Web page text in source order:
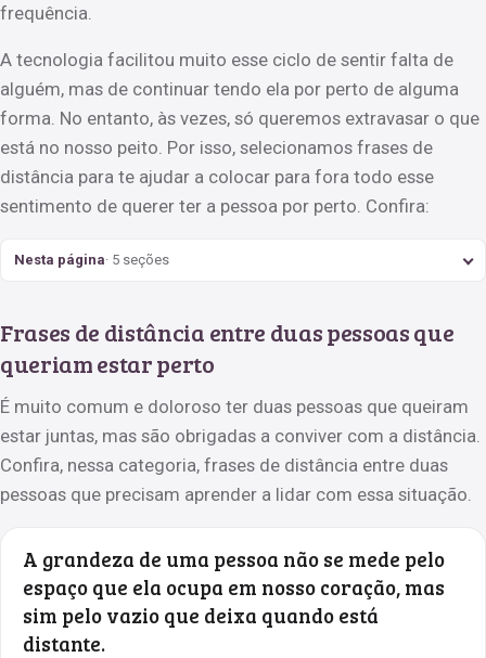
frequência.
A tecnologia facilitou muito esse ciclo de sentir falta de
alguém, mas de continuar tendo ela por perto de alguma
forma. No entanto, às vezes, só queremos extravasar o que
está no nosso peito. Por isso, selecionamos frases de
distância para te ajudar a colocar para fora todo esse
sentimento de querer ter a pessoa por perto. Confira:
Nesta página· 5 seções
Frases de distância entre duas pessoas que
queriam estar perto
É muito comum e doloroso ter duas pessoas que queiram
estar juntas, mas são obrigadas a conviver com a distância.
Confira, nessa categoria, frases de distância entre duas
pessoas que precisam aprender a lidar com essa situação.
A grandeza de uma pessoa não se mede pelo
espaço que ela ocupa em nosso coração, mas
sim pelo vazio que deixa quando está
distante.